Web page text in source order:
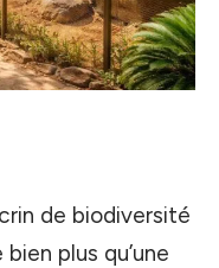
de biodiversité
plus qu’une